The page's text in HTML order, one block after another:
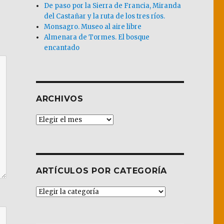
De paso por la Sierra de Francia, Miranda
del Castañar y la ruta de los tres ríos.
Monsagro. Museo al aire libre
Almenara de Tormes. El bosque
encantado
ARCHIVOS
Archivos
ARTÍCULOS POR CATEGORÍA
Artículos